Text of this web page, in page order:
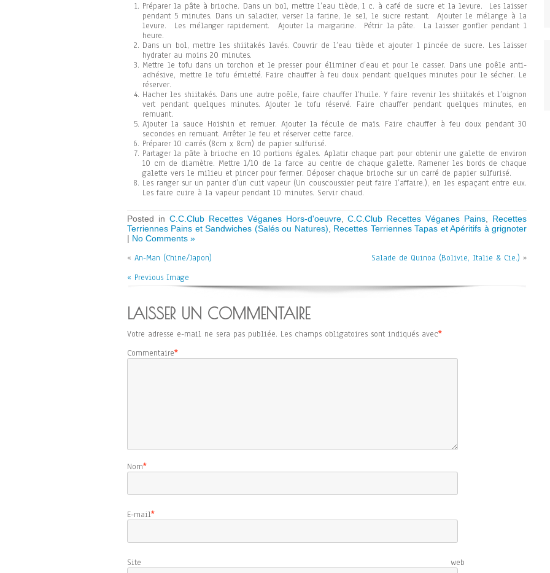
Préparer la pâte à brioche. Dans un bol, mettre l’eau tiède, 1 c. à café de sucre et la levure. Les laisser
pendant 5 minutes. Dans un saladier, verser la farine, le sel, le sucre restant. Ajouter le mélange à la
levure. Les mélanger rapidement. Ajouter la margarine. Pétrir la pâte. La laisser gonfler pendant 1
heure.
Dans un bol, mettre les shiitakés lavés. Couvrir de l’eau tiède et ajouter 1 pincée de sucre. Les laisser
hydrater au moins 20 minutes.
Mettre le tofu dans un torchon et le presser pour éliminer d’eau et pour le casser. Dans une poêle anti-
adhésive, mettre le tofu émietté. Faire chauffer à feu doux pendant quelques minutes pour le sécher. Le
réserver.
Hacher les shiitakés. Dans une autre poêle, faire chauffer l’huile. Y faire revenir les shiitakés et l’oignon
vert pendant quelques minutes. Ajouter le tofu réservé. Faire chauffer pendant quelques minutes, en
remuant.
Ajouter la sauce Hoishin et remuer. Ajouter la fécule de maïs. Faire chauffer à feu doux pendant 30
secondes en remuant. Arrêter le feu et réserver cette farce.
Préparer 10 carrés (8cm x 8cm) de papier sulfurisé.
Partager la pâte à brioche en 10 portions égales. Aplatir chaque part pour obtenir une galette de environ
10 cm de diamètre. Mettre 1/10 de la farce au centre de chaque galette. Ramener les bords de chaque
galette vers le milieu et pincer pour fermer. Déposer chaque brioche sur un carré de papier sulfurisé.
Les ranger sur un panier d’un cuit vapeur (Un couscoussier peut faire l’affaire.), en les espaçant entre eux.
Les faire cuire à la vapeur pendant 10 minutes. Servir chaud.
Posted in C.C.Club Recettes Véganes Hors-d'oeuvre,C.C.Club Recettes Véganes Pains
Recettes
Terriennes Pains et Sandwiches (Salés ou Natures)
Recettes Terriennes Tapas et Apéritifs à grignoter
| No Comments »
« An-Man (Chine/Japon) Salade de Quinoa (Bolivie, Italie & Cie.) »
« Previous Image
LAISSER UN COMMENTAIRE
Votre adresse e-mail ne sera pas publiée. Les champs obligatoires sont indiqués avec*
Commentaire*
Nom*
E-mail*
Site web